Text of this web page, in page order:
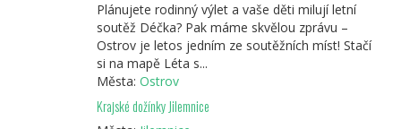
Plánujete rodinný výlet a vaše děti milují letní
soutěž Déčka? Pak máme skvělou zprávu –
Ostrov je letos jedním ze soutěžních míst! Stačí
si na mapě Léta s...
Města: Ostrov
Krajské dožínky Jilemnice